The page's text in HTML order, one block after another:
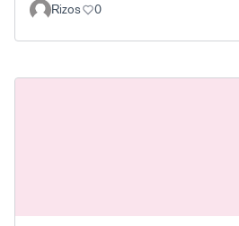
Rizos
0